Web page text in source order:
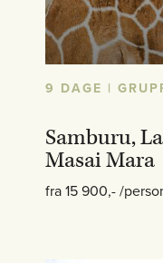
9 DAGE |
Samburu,
Masai Mara
fra 15 900,- /